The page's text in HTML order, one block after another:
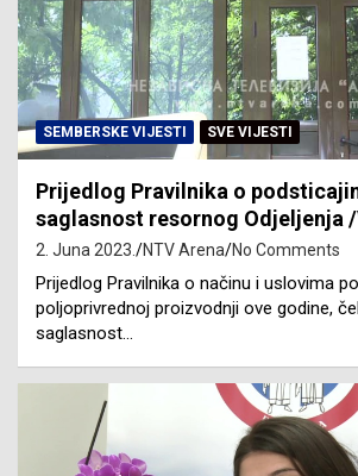
SEMBERSKE VIJESTI SVE VIJESTI
Prijedlog Pravilnika o
saglasnost resornog Odjeljenja /
2. Juna 2023. NTV Arena No Comments
Prijedlog Pravilnika o načinu i uslovima
poljoprivrednoj proizvodnji ove godine,
saglasnost…